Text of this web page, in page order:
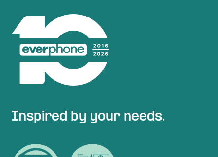
Inspired by your needs.